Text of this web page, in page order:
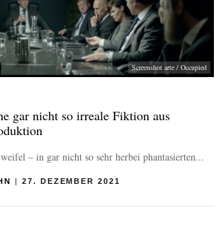
Screenshot arte / Occupied
gar nicht so irreale Fiktion aus
– in gar nicht so sehr herbei phantasierten...
27. DEZEMBER 2021